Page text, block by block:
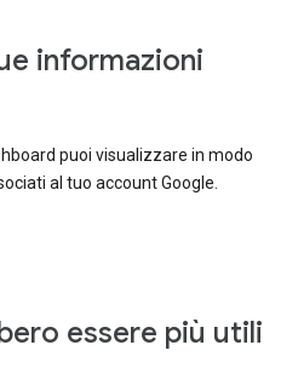
informazioni
puoi visualizzare in modo
al tuo account Google.
essere più utili